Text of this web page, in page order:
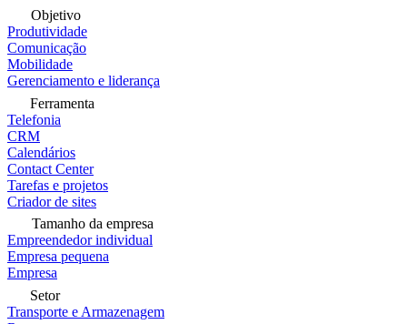
Objetivo
Produtividade
Comunicação
Mobilidade
Gerenciamento e liderança
Ferramenta
Telefonia
CRM
Calendários
Contact Center
Tarefas e projetos
Criador de sites
Tamanho da empresa
Empreendedor individual
Empresa pequena
Empresa
Setor
Transporte e Armazenagem